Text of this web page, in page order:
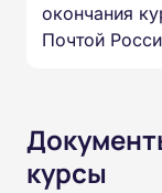
окончания
Почтой
курсы